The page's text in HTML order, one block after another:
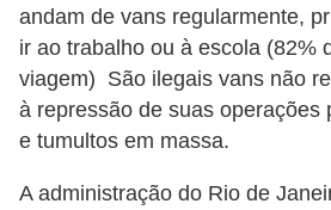
andam de vans regularmente,
ir ao trabalho ou à escola (82%
viagem) São ilegais vans não
à repressão de suas operações
e tumultos em massa.
A administração do Rio de